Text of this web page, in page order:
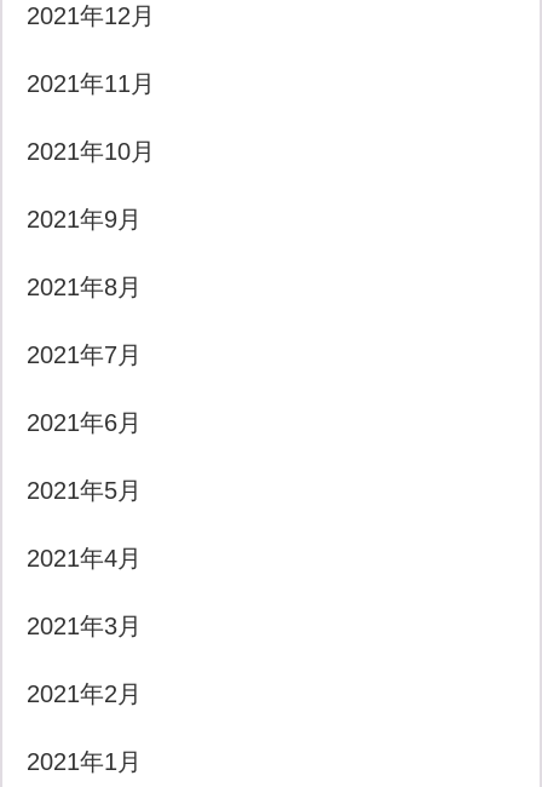
2021年12月
2021年11月
2021年10月
2021年9月
2021年8月
2021年7月
2021年6月
2021年5月
2021年4月
2021年3月
2021年2月
2021年1月